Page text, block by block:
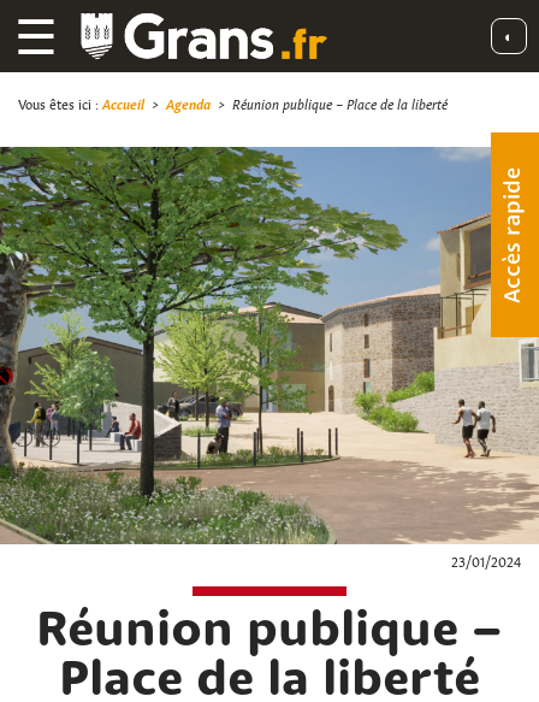
☰ ◐
Accès rapide
Vous êtes ici : Accueil> Agenda > Réunion publique – Place de la liberté
23/01/2024
Réunion publique –
Place de la liberté